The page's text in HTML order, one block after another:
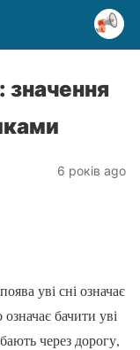
значення
6 років ago
уві сні означає
бачити уві
через дорогу,